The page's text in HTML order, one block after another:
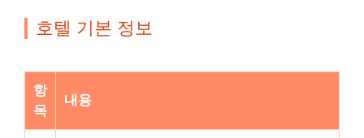
호텔 기본 정보
항
목
내용